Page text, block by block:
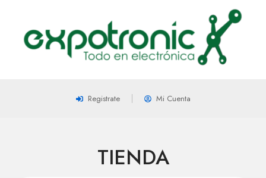
Registrate Mi Cuenta
TIENDA